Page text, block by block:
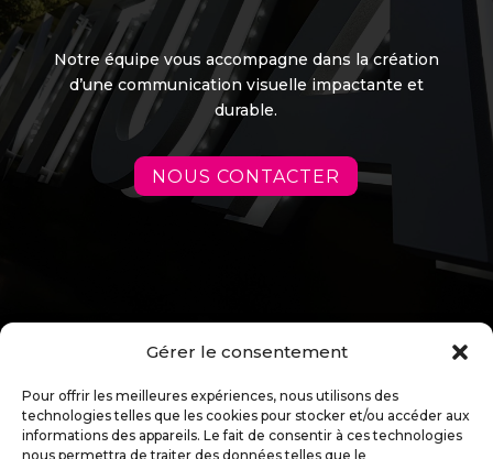
Gérer le consentement
Pour offrir les meilleures expériences, nous utilisons des
technologies telles que les cookies pour stocker et/ou accéder aux
informations des appareils. Le fait de consentir à ces technologies
nous permettra de traiter des données telles que le
Notre équipe vous accompagne dans la création
d’une communication visuelle impactante et
durable.
NOUS CONTACTER